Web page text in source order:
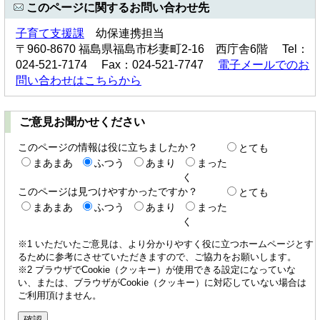
このページに関するお問い合わせ先
子育て支援課 幼保連携担当
〒960-8670 福島県福島市杉妻町2-16 西庁舎6階 Tel：
024-521-7174 Fax：024-521-7747 電子メールでのお
問い合わせはこちらから
ご意見お聞かせください
このページの情報は役に立ちましたか？
とても
まあまあ
ふつう あまり
まった
く
このページは見つけやすかったですか？
とても
まあまあ
ふつう あまり
まった
く
※1 いただいたご意見は、より分かりやすく役に立つホームページとす
るために参考にさせていただきますので、ご協力をお願いします。
※2 ブラウザでCookie（クッキー）が使用できる設定になっていな
い、または、ブラウザがCookie（クッキー）に対応していない場合は
ご利用頂けません。